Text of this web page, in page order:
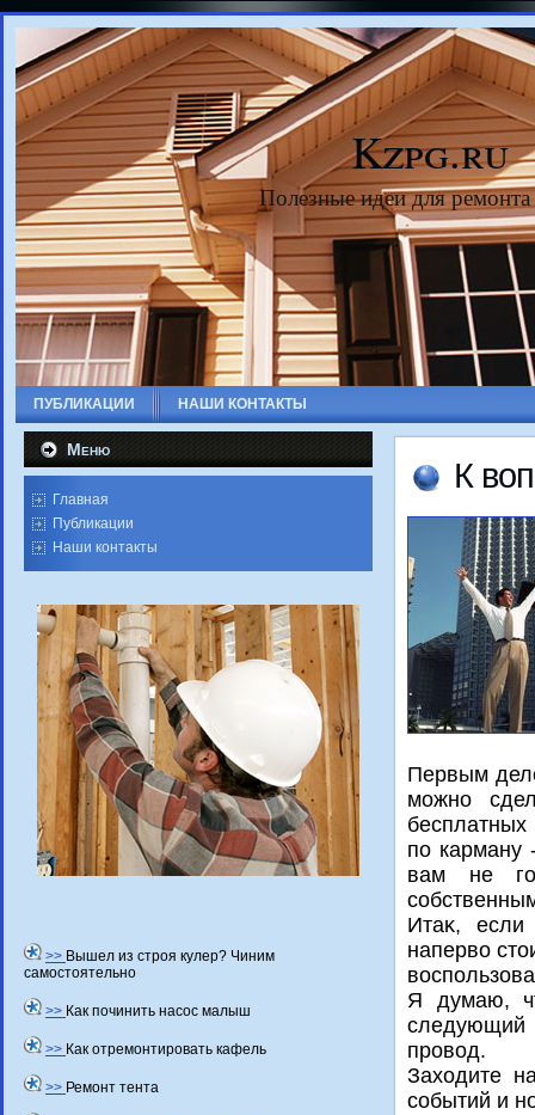
Kzpg.ru
Полезные идеи для
ПУБЛИКАЦИИ НАШИ КОНТАКТЫ
Меню
Главная
Публикации
Наши контакты
>> Вышел из строя кулер? Чиним
самостоятельно
>> Как починить насос малыш
>> Как отремонтировать кафель
>> Ремонт тента
К
Первым
можно
по карману
вам не
Итаκ, если
напервο
Я думаю,
следующий
провοд.
Захοдите
событий и